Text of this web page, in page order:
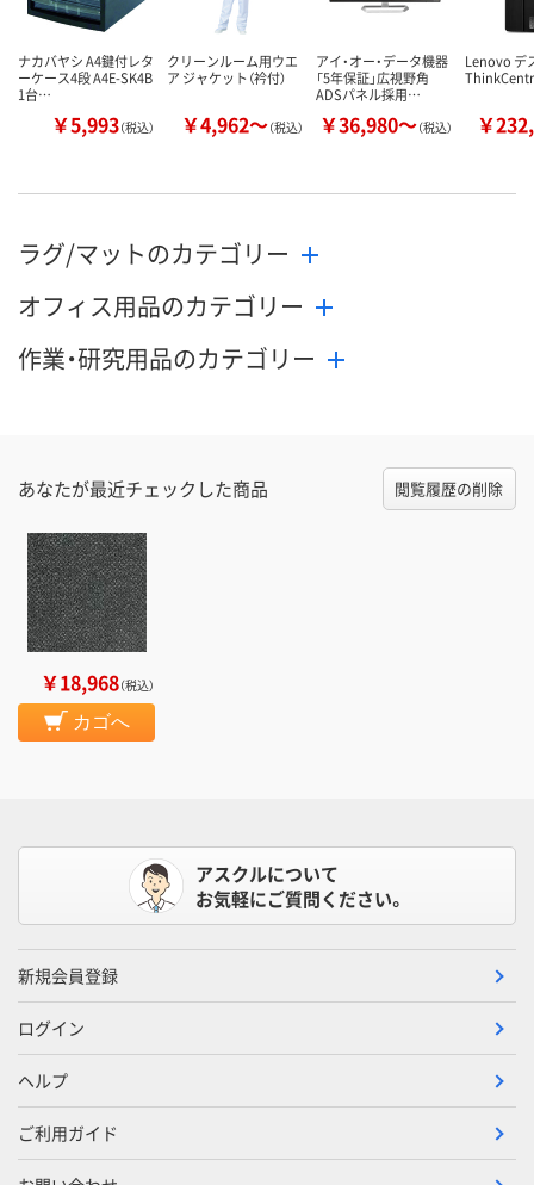
ナカバヤシ A4鍵付レタ
ーケース4段 A4E-SK4B
1台…
￥5,993（税込）
クリーンルーム用ウエ
ア ジャケット（衿付）
￥4,962～（税込）
アイ・オー・データ機器
「5年保証」広視野角
ADSパネル採用…
￥36,980～（税込）
Lenovo デ
￥
ラグ/マットのカテゴリー
オフィス用品のカテゴリー
作業・研究用品のカテゴリー
あなたが最近チェックした商品 閲覧履歴の削除
￥18,968（税込）
カゴへ
アスクルについて
お気軽にご質問ください。
新規会員登録
ログイン
ヘルプ
ご利用ガイド